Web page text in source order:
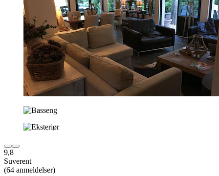
9,8
Suverent
(64 anmeldelser)